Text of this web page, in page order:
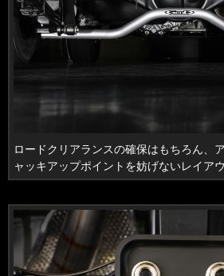
ロードクリアランスの確保はもちろん、
ャッキアップポイントを妨げないレイアウ